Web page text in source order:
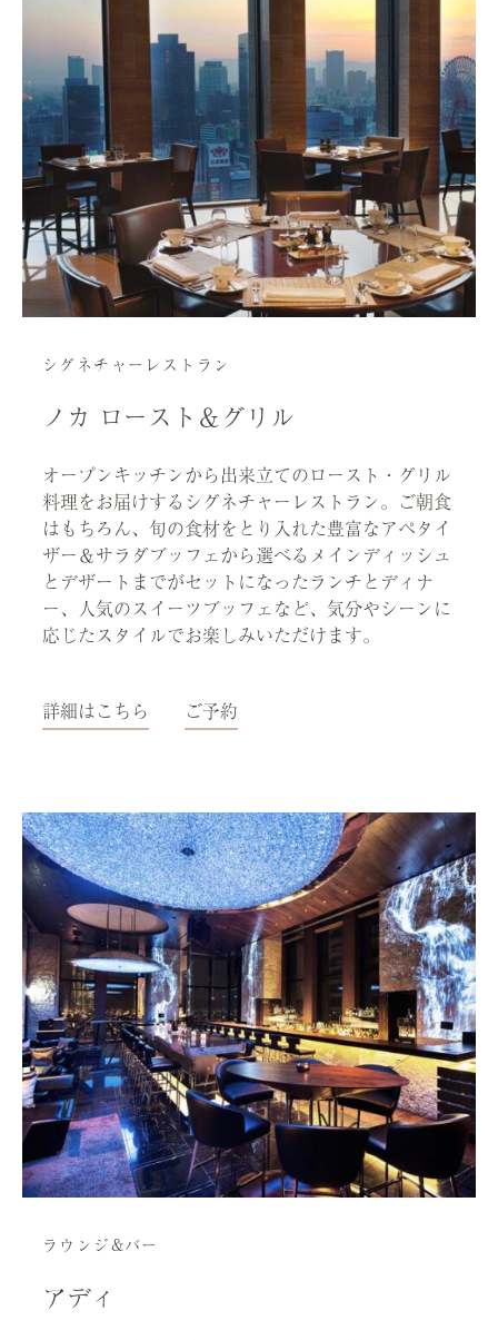
シグネチャーレストラン
ノカ ロースト＆グリル
オープンキッチンから出来立てのロースト・グリル
料理をお届けするシグネチャーレストラン。ご朝食
はもちろん、旬の食材をとり入れた豊富なアペタイ
ザー＆サラダブッフェから選べるメインディッシュ
とデザートまでがセットになったランチとディナ
ー、人気のスイーツブッフェなど、気分やシーンに
応じたスタイルでお楽しみいただけます。
詳細はこちら ご予約
ラウンジ&バー
アディ